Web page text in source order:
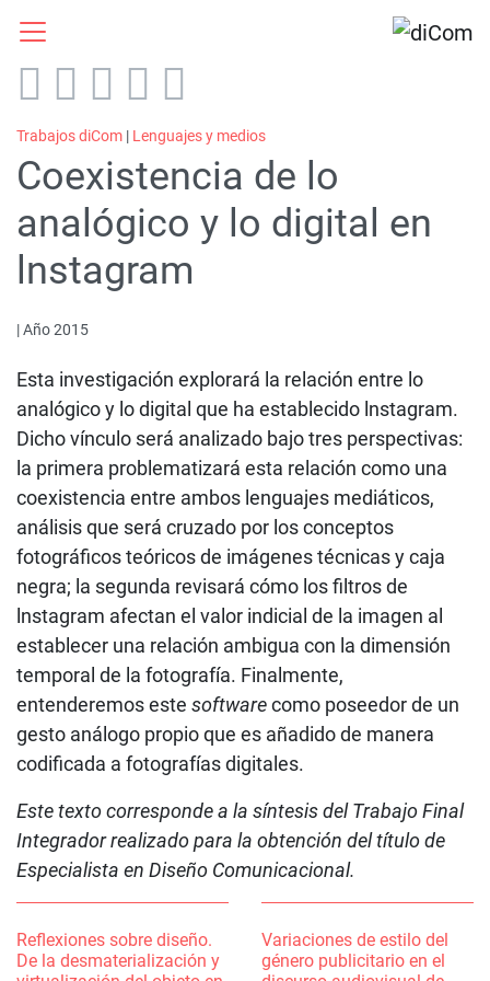
Trabajos diCom | Lenguajes y medios
Coexistencia de lo
analógico y lo digital en
lnstagram
| Año 2015
Esta investigación explorará la relación entre lo
analógico y lo digital que ha establecido lnstagram.
Dicho vínculo será analizado bajo tres perspectivas:
la primera problematizará esta relación como una
coexistencia entre ambos lenguajes mediáticos,
análisis que será cruzado por los conceptos
fotográficos teóricos de imágenes técnicas y caja
negra; la segunda revisará cómo los filtros de
lnstagram afectan el valor indicial de la imagen al
establecer una relación ambigua con la dimensión
temporal de la fotografía. Finalmente,
entenderemos este softwarecomo poseedor de un
gesto análogo propio que es añadido de manera
codificada a fotografías digitales.
Este texto corresponde a la síntesis del Trabajo Final
Integrador realizado para la obtención del título de
Especialista en Diseño Comunicacional.
Reflexiones sobre diseño.
De la desmaterialización y
Variaciones de estilo del
género publicitario en el